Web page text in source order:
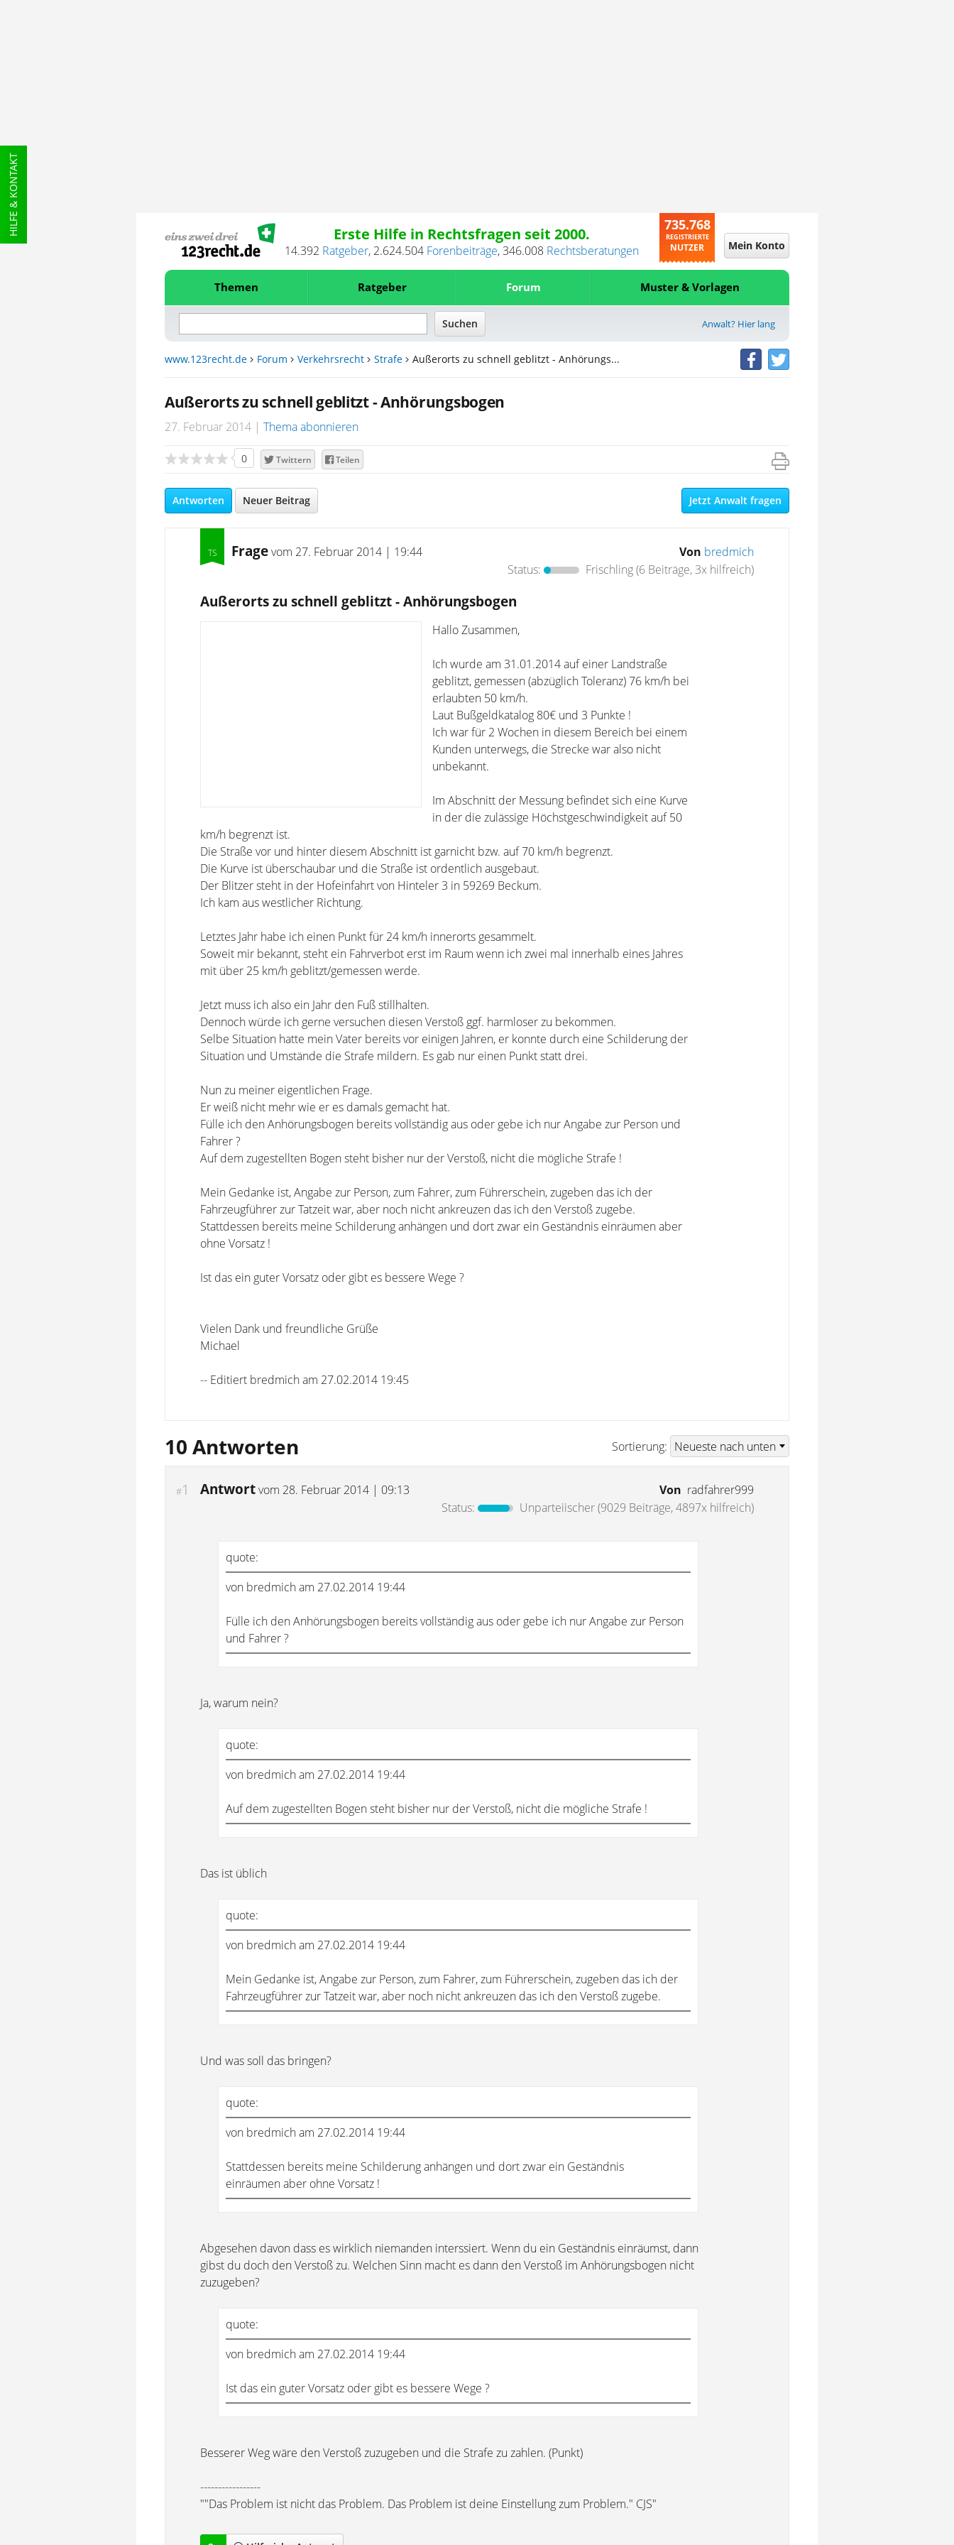
HILFE & KONTAKT Erste Hilfe in Rechtsfragen seit 2000.
14.392 Ratgeber, 2.624.504 Forenbeiträge,346.008 Rechtsberatungen
735.768
REGISTRIERTE
NUTZER Mein Konto
Themen Ratgeber Forum Muster & Vorlagen
Anwalt? Hier lang
www.123recht.de Forum Verkehrsrecht Strafe Außerorts zu schnell geblitzt - Anhörungs...
Außerorts zu schnell geblitzt - Anhörungsbogen
27. Februar 2014 Thema abonnieren
0 Twittern Teilen
Antworten Neuer Beitrag Jetzt Anwalt fragen
Fragevom 27. Februar 2014 | 19:44 Von bredmich
Status:
Frischling(6 Beiträge, 3x hilfreich)
Außerorts zu schnell geblitzt - Anhörungsbogen
Hallo Zusammen,
Ich wurde am 31.01.2014 auf einer Landstraße
geblitzt, gemessen (abzüglich Toleranz) 76 km/h bei
erlaubten 50 km/h.
Laut Bußgeldkatalog 80€ und 3 Punkte !
Ich war für 2 Wochen in diesem Bereich bei einem
Kunden unterwegs, die Strecke war also nicht
unbekannt.
Im Abschnitt der Messung befindet sich eine Kurve
in der die zulässige Höchstgeschwindigkeit auf 50
km/h begrenzt ist.
Die Straße vor und hinter diesem Abschnitt ist garnicht bzw. auf 70 km/h begrenzt.
Die Kurve ist überschaubar und die Straße ist ordentlich ausgebaut.
Der Blitzer steht in der Hofeinfahrt von Hinteler 3 in 59269 Beckum.
Ich kam aus westlicher Richtung.
Letztes Jahr habe ich einen Punkt für 24 km/h innerorts gesammelt.
Soweit mir bekannt, steht ein Fahrverbot erst im Raum wenn ich zwei mal innerhalb eines Jahres
mit über 25 km/h geblitzt/gemessen werde.
Jetzt muss ich also ein Jahr den Fuß stillhalten.
Dennoch würde ich gerne versuchen diesen Verstoß ggf. harmloser zu bekommen.
Selbe Situation hatte mein Vater bereits vor einigen Jahren, er konnte durch eine Schilderung der
Situation und Umstände die Strafe mildern. Es gab nur einen Punkt statt drei.
Nun zu meiner eigentlichen Frage.
Er weiß nicht mehr wie er es damals gemacht hat.
Fülle ich den Anhörungsbogen bereits vollständig aus oder gebe ich nur Angabe zur Person und
Fahrer ?
Auf dem zugestellten Bogen steht bisher nur der Verstoß, nicht die mögliche Strafe !
Mein Gedanke ist, Angabe zur Person, zum Fahrer, zum Führerschein, zugeben das ich der
Fahrzeugführer zur Tatzeit war, aber noch nicht ankreuzen das ich den Verstoß zugebe.
Stattdessen bereits meine Schilderung anhängen und dort zwar ein Geständnis einräumen aber
ohne Vorsatz !
Ist das ein guter Vorsatz oder gibt es bessere Wege ?
Vielen Dank und freundliche Grüße
Michael
-- Editiert bredmich am 27.02.2014 19:45
10 Antworten Sortierung:
#1 Antwortvom 28. Februar 2014 | 09:13 Von radfahrer999
Status:
Unparteiischer(9029 Beiträge, 4897x hilfreich)
quote:
von bredmich am 27.02.2014 19:44
Fülle ich den Anhörungsbogen bereits vollständig aus oder gebe ich nur Angabe zur Person
und Fahrer ?
Ja, warum nein?
quote:
von bredmich am 27.02.2014 19:44
Auf dem zugestellten Bogen steht bisher nur der Verstoß, nicht die mögliche Strafe !
Das ist üblich
quote:
von bredmich am 27.02.2014 19:44
Mein Gedanke ist, Angabe zur Person, zum Fahrer, zum Führerschein, zugeben das ich der
Fahrzeugführer zur Tatzeit war, aber noch nicht ankreuzen das ich den Verstoß zugebe.
Und was soll das bringen?
quote:
von bredmich am 27.02.2014 19:44
Stattdessen bereits meine Schilderung anhängen und dort zwar ein Geständnis
einräumen aber ohne Vorsatz !
Abgesehen davon dass es wirklich niemanden interssiert. Wenn du ein Geständnis einräumst, dann
gibst du doch den Verstoß zu. Welchen Sinn macht es dann den Verstoß im Anhörungsbogen nicht
zuzugeben?
quote:
von bredmich am 27.02.2014 19:44
Ist das ein guter Vorsatz oder gibt es bessere Wege ?
Besserer Weg wäre den Verstoß zuzugeben und die Strafe zu zahlen. (Punkt)
-----------------
""Das Problem ist nicht das Problem. Das Problem ist deine Einstellung zum Problem." CJS"